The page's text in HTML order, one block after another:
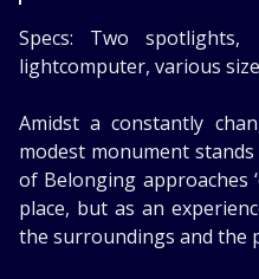
Specs: Two
lightcomputer, various
Amidst a constantly
modest monument
of Belonging approaches
place, but as an
the surroundings and the